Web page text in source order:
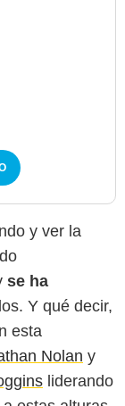
y ver la
se ha
Y qué decir,
esta
Nolan y
liderando